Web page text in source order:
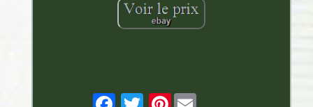
Pinterest